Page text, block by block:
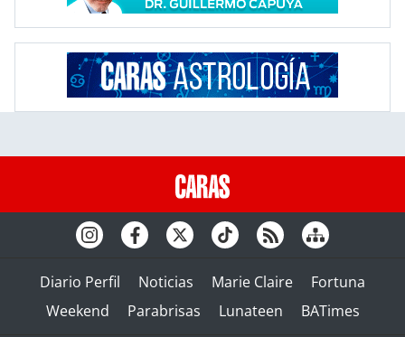
Diario Perfil Noticias Marie Claire
Fortuna
Weekend
Parabrisas Lunateen BATimes